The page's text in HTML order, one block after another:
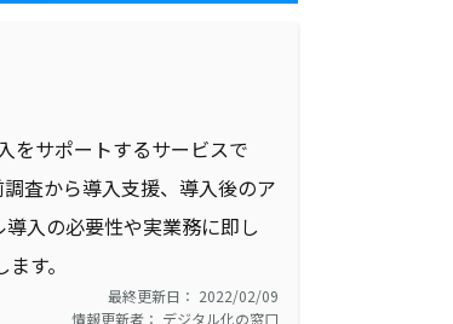
をサポートするサービスで
査から導入支援、導入後のア
入の必要性や実業務に即し
す。
最終更新日： 2022/02/09
情報更新者： デジタル化の窓口